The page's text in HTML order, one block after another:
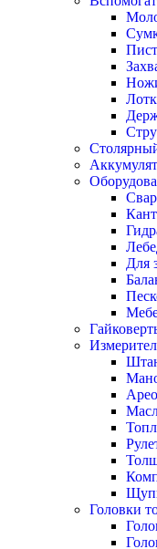
Для
Головки